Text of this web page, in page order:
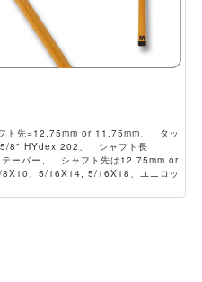
ト先=12.75mm or 11.75mm、 タッ
8" HYdex 202、 シャフト長
ーパー、 シャフト先は12.75mm or
、5/16X14, 5/16X18、ユニロッ